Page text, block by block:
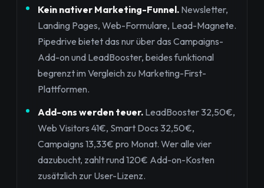
Kein nativer Marketing-Funnel. Newsletter,
Landing Pages, Web-Formulare, Lead-Magnete.
Pipedrive bietet das nur über das Campaigns-
Add-on und LeadBooster, beides funktional
begrenzt im Vergleich zu Marketing-First-
Plattformen.
Add-ons werden teuer. LeadBooster 32,50€,
Web Visitors 41€, Smart Docs 32,50€,
Campaigns 13,33€ pro Monat. Wer alle vier
dazubucht, zahlt rund 120€ Add-on-Kosten
zusätzlich zur User-Lizenz.